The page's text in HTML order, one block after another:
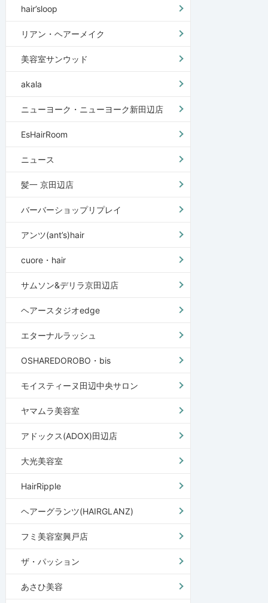
hair’sloop
リアン・ヘアーメイク
美容室サンウッド
akala
ニューヨーク・ニューヨーク新田辺店
EsHairRoom
ニュース
髪一 京田辺店
バーバーショップリプレイ
アンツ(ant’s)hair
cuore・hair
サムソン&デリラ京田辺店
ヘアースタジオedge
エターナルラッシュ
OSHAREDOROBO・bis
モイスティーヌ田辺中央サロン
ヤマムラ美容室
アドックス(ADOX)田辺店
大光美容室
HairRipple
ヘアーグランツ(HAIRGLANZ)
フミ美容室興戸店
ザ・パッション
あさひ美容